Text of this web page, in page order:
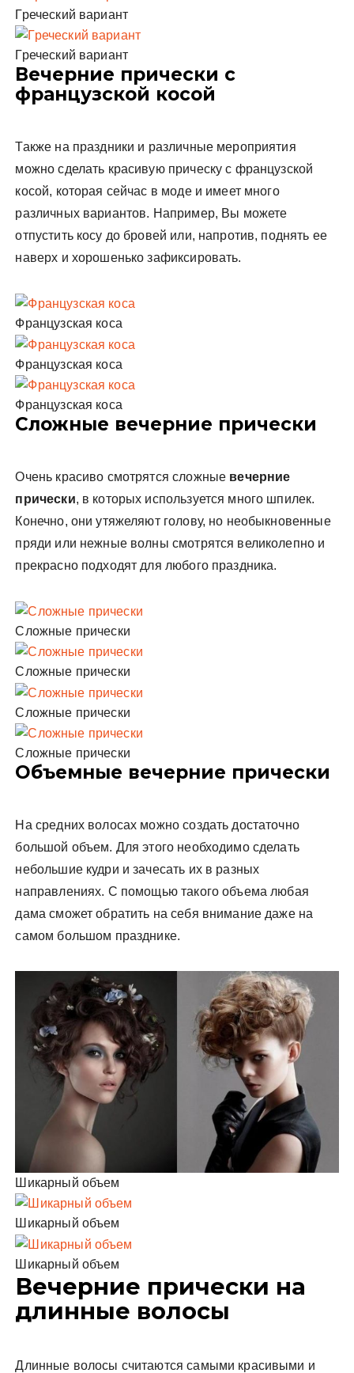
Греческий вариант
Греческий вариант
Вечерние прически с
французской косой
Также на праздники и различные мероприятия
можно сделать красивую прическу с французской
косой, которая сейчас в моде и имеет много
различных вариантов. Например, Вы можете
отпустить косу до бровей или, напротив, поднять ее
наверх и хорошенько зафиксировать.
Французская коса
Французская коса
Французская коса
Сложные вечерние прически
Очень красиво смотрятся сложные вечерние
прически, в которых используется много шпилек.
Конечно, они утяжеляют голову, но необыкновенные
пряди или нежные волны смотрятся великолепно и
прекрасно подходят для любого праздника.
Сложные прически
Сложные прически
Сложные прически
Сложные прически
Объемные вечерние прически
На средних волосах можно создать достаточно
большой объем. Для этого необходимо сделать
небольшие кудри и зачесать их в разных
направлениях. С помощью такого объема любая
дама сможет обратить на себя внимание даже на
самом большом празднике.
Шикарный объем
Шикарный объем
Шикарный объем
Вечерние прически на
длинные волосы
Длинные волосы считаются самыми красивыми и